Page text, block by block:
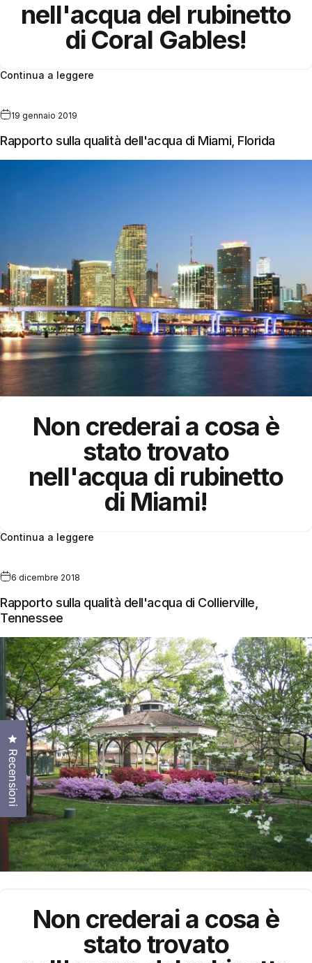
nell'acqua del rubinetto
di Coral Gables!
Continua a leggere
19 gennaio 2019
Rapporto sulla qualità dell'acqua di Miami, Florida
Non crederai a cosa è
stato trovato
nell'acqua di rubinetto
di Miami!
Continua a leggere
6 dicembre 2018
Rapporto sulla qualità dell'acqua di Collierville,
Tennessee
Non crederai a cosa è
stato trovato
Recensioni
Clicca per aprire la finestra delle recensioni